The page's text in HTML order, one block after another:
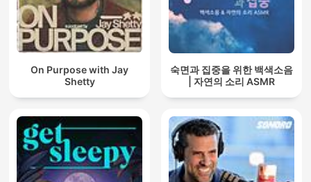
On Purpose with Jay
Shetty
숙면과 집중을 위한 백색소음
| 자연의 소리 ASMR